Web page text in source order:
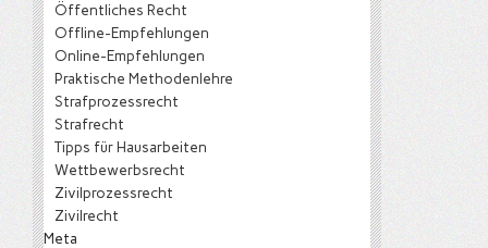
Öffentliches Recht
Offline-Empfehlungen
Online-Empfehlungen
Praktische Methodenlehre
Strafprozessrecht
Strafrecht
Tipps für Hausarbeiten
Wettbewerbsrecht
Zivilprozessrecht
Zivilrecht
Meta